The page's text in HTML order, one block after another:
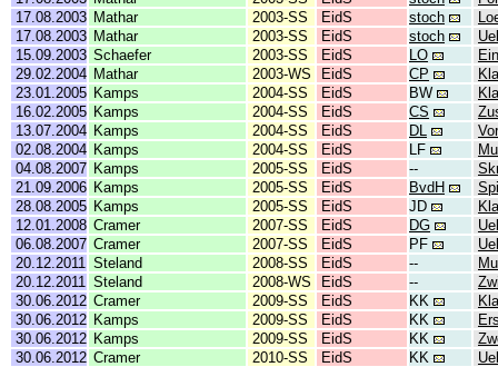
17.08.2003 Mathar 2003-SS EidS stoch
17.08.2003 Mathar 2003-SS EidS stoch
15.09.2003 Schaefer 2003-SS EidS LO
29.02.2004 Mathar 2003-WS EidS CP
23.01.2005 Kamps 2004-SS EidS BW
16.02.2005 Kamps 2004-SS EidS CS
13.07.2004 Kamps 2004-SS EidS DL
02.08.2004 Kamps 2004-SS EidS LF
04.08.2007 Kamps 2005-SS EidS --
21.09.2006 Kamps 2005-SS EidS BvdH
28.08.2005 Kamps 2005-SS EidS JD
12.01.2008 Cramer 2007-SS EidS DG
06.08.2007 Cramer 2007-SS EidS PF
20.12.2011
Steland 2008-SS EidS --
20.12.2011
Steland 2008-WS EidS --
30.06.2012 Cramer 2009-SS EidS KK
30.06.2012 Kamps 2009-SS EidS KK
30.06.2012 Kamps 2009-SS EidS KK
30.06.2012 Cramer 2010-SS EidS KK